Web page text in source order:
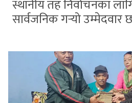
स्थानीय तह निर्वाचनका
सार्वजनिक गर्‍यो